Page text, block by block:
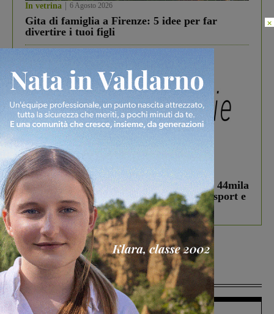
In vetrina 6 Agosto 2026
Gita di famiglia a Firenze: 5 idee per far
divertire i tuoi figli
In vetrina 3 Agosto 2026
Estra Notizie agosto: Smart Cities, oltre 44mila
studenti coinvolti, torna il bando per lo sport e
debutta il podcast Estrair
Più lette
×